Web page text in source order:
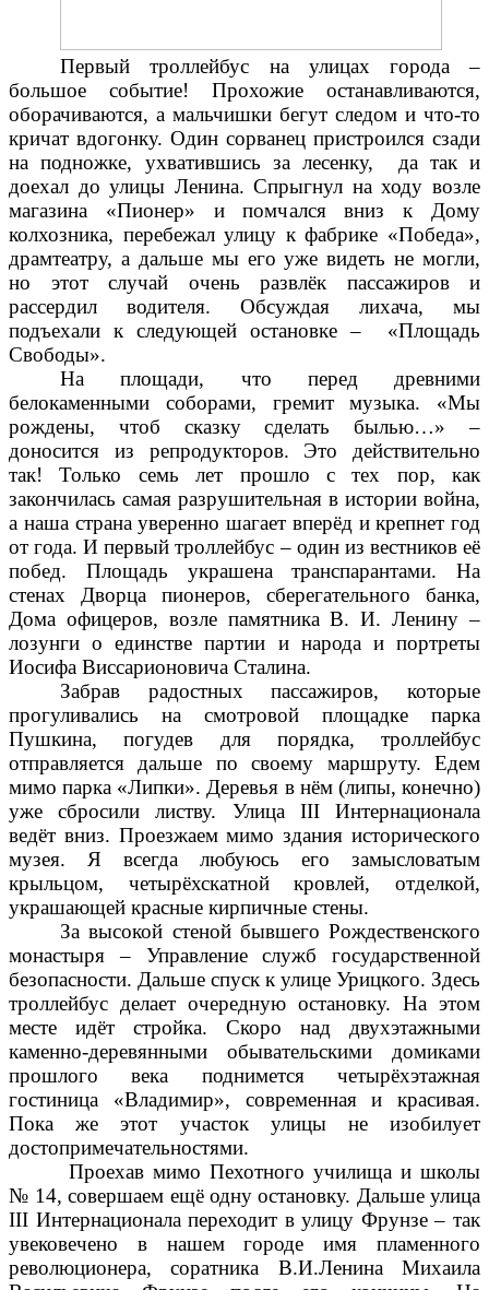
Первый троллейбус на улицах города –
большое событие! Прохожие останавливаются,
оборачиваются, а мальчишки бегут следом и что-то
кричат вдогонку. Один сорванец пристроился сзади
на подножке, ухватившись за лесенку, да так и
доехал до улицы Ленина. Спрыгнул на ходу возле
магазина «Пионер» и помчался вниз к Дому
колхозника, перебежал улицу к фабрике «Победа»,
драмтеатру, а дальше мы его уже видеть не могли,
но этот случай очень развлёк пассажиров и
рассердил водителя. Обсуждая лихача, мы
подъехали к следующей остановке – «Площадь
Свободы».
На площади, что перед древними
белокаменными соборами, гремит музыка. «Мы
рождены, чтоб сказку сделать былью…» –
доносится из репродукторов. Это действительно
так! Только семь лет прошло с тех пор, как
закончилась самая разрушительная в истории война,
а наша страна уверенно шагает вперёд и крепнет год
от года. И первый троллейбус – один из вестников её
побед. Площадь украшена транспарантами. На
стенах Дворца пионеров, сберегательного банка,
Дома офицеров, возле памятника В. И. Ленину –
лозунги о единстве партии и народа и портреты
Иосифа Виссарионовича Сталина.
Забрав радостных пассажиров, которые
прогуливались на смотровой площадке парка
Пушкина, погудев для порядка, троллейбус
отправляется дальше по своему маршруту. Едем
мимо парка «Липки». Деревья в нём (липы, конечно)
уже сбросили листву. Улица III Интернационала
ведёт вниз. Проезжаем мимо здания исторического
музея. Я всегда любуюсь его замысловатым
крыльцом, четырёхскатной кровлей, отделкой,
украшающей красные кирпичные стены.
За высокой стеной бывшего Рождественского
монастыря – Управление служб государственной
безопасности. Дальше спуск к улице Урицкого. Здесь
троллейбус делает очередную остановку. На этом
месте идёт стройка. Скоро над двухэтажными
каменно-деревянными обывательскими домиками
прошлого века поднимется четырёхэтажная
гостиница «Владимир», современная и красивая.
Пока же этот участок улицы не изобилует
достопримечательностями.
Проехав мимо Пехотного училища и школы
№ 14, совершаем ещё одну остановку. Дальше улица
III Интернационала переходит в улицу Фрунзе – так
увековечено в нашем городе имя пламенного
революционера, соратника В.И.Ленина Михаила